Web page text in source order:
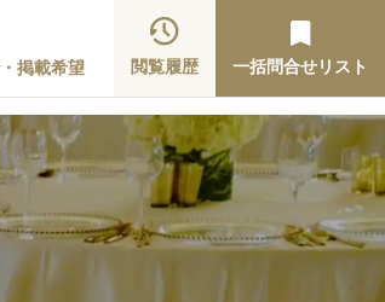
掲載希望 閲覧履歴 一括問合せリスト